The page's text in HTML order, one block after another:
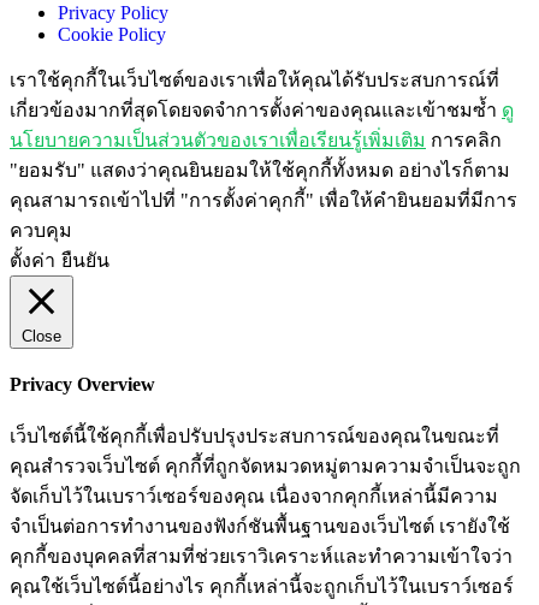
Privacy Policy
Cookie Policy
เราใช้คุกกี้ในเว็บไซต์ของเราเพื่อให้คุณได้รับประสบการณ์ที่
เกี่ยวข้องมากที่สุดโดยจดจำการตั้งค่าของคุณและเข้าชมซ้ำ ดู
นโยบายความเป็นส่วนตัวของเราเพื่อเรียนรู้เพิ่มเติม การคลิก
"ยอมรับ" แสดงว่าคุณยินยอมให้ใช้คุกกี้ทั้งหมด อย่างไรก็ตาม
คุณสามารถเข้าไปที่ "การตั้งค่าคุกกี้" เพื่อให้คำยินยอมที่มีการ
ควบคุม
ตั้งค่า ยืนยัน
Close
Privacy Overview
เว็บไซต์นี้ใช้คุกกี้เพื่อปรับปรุงประสบการณ์ของคุณในขณะที่
คุณสำรวจเว็บไซต์ คุกกี้ที่ถูกจัดหมวดหมู่ตามความจำเป็นจะถูก
จัดเก็บไว้ในเบราว์เซอร์ของคุณ เนื่องจากคุกกี้เหล่านี้มีความ
จำเป็นต่อการทำงานของฟังก์ชันพื้นฐานของเว็บไซต์ เรายังใช้
คุกกี้ของบุคคลที่สามที่ช่วยเราวิเคราะห์และทำความเข้าใจว่า
คุณใช้เว็บไซต์นี้อย่างไร คุกกี้เหล่านี้จะถูกเก็บไว้ในเบราว์เซอร์